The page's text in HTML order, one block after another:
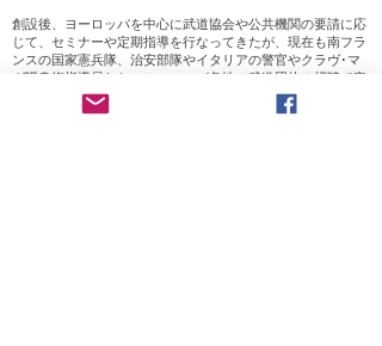
創設後、ヨーロッパを中心に武道協会や公共機関の要請に応
じて、セミナーや定期指導を行なってきたが、現在も南フラ
ンスの国家憲兵隊、治安部隊やイタリアの警官やクラヴ･マ
ガ護身術指導員たち、ヨーロッパ各地の武道団体の招聘で定
期的に指導に赴いている。